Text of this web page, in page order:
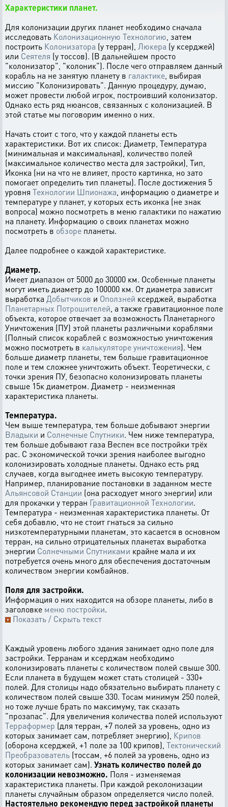
Характеристики планет.
Для колонизации других планет необходимо сначала
исследовать Колонизационную Технологию , затем
построить Колонизатора (у терран), Люкера (у ксерджей)
или Сеятеля (у тоссов). (В дальнейшем просто
"колонизатор", "колоник"). После чего отправляем данный
корабль на не занятую планету в галактике , выбирая
миссию "Колонизировать". Данную процедуру, думаю,
может провести любой игрок, построивший колонизатор.
Однако есть ряд нюансов, связанных с колонизацией. В
этой статье мы поговорим именно о них.
Начать стоит с того, что у каждой планеты есть
характеристики. Вот их список: Диаметр, Температура
(минимальная и максимальная), количество полей
(максимальное количество места для застройки), Тип,
Иконка (ни на что не влияет, просто картинка, но зато
помогает определить тип планеты). После достижения 5
уровня Технологии Шпионажа , информацию о диаметре и
температуре у планет, у которых есть иконка (не знак
вопроса) можно посмотреть в меню галактики по нажатию
на планету. Информацию о своих планетах можно
посмотреть в обзоре планеты.
Далее подробнее о каждой характеристике.
Диаметр.
Имеет диапазон от 5000 до 30000 км. Особенные планеты
могут иметь диаметр до 100000 км. От диаметра зависит
выработка Добытчиков и Оползней ксерджей, выработка
Планетарных Потрошителей , а также гравитационное поле
объекта, которое отвечает за возможность Планетарного
Уничтожения (ПУ) этой планеты различными кораблями
(Полный список кораблей с возможностью уничтожения
можно посмотреть в калькуляторе уничтожения). Чем
больше диаметр планеты, тем больше гравитационное
поле и тем сложнее уничтожить объект. Теоретически, с
точки зрения ПУ, безопасно колонизировать планеты
свыше 15к диаметром. Диаметр - неизменная
характеристика планеты.
Температура.
Чем выше температура, тем больше добывают энергии
Владыки и Солнечные Спутники. Чем ниже температура,
тем больше добывают газа Веспен все постройки трёх
рас. С экономической точки зрения наиболее выгодно
колонизировать холодные планеты. Однако есть ряд
случаев, когда выгоднее иметь высокую температуру.
Например, планирование постановки в заданном месте
Альянсовой Станции (она расходует много энергии) или
для прокачки у терран Гравитационной Технологии.
Температура - неизменная характеристика планеты. От
себя добавлю, что не стоит гнаться за сильно
низкотемпературными планетам, это касается в основном
терран, на сильно отрицательных планетах выработка
энергии Солнечными Спутниками крайне мала и их
потребуется очень много для обеспечения достаточным
количеством энергии комбайнов.
Поля для застройки.
Информация о них находится на обзоре планеты, либо в
заголовке меню постройки.
Показать / Скрыть текст
Каждый уровень любого здания занимает одно поле для
застройки. Терранам и ксерджам необходимо
колонизировать планеты с количеством полей свыше 300.
Если планета в будущем может стать столицей - 330+
полей. Для столицы надо обязательно выбирать планету с
количеством полей свыше 330. Тосам минимум 250 полей,
но тоже лучше брать по максимуму, так сказать
"прозапас". Для увеличения количества полей используют
Терраформер (для терран, +7 полей за уровень, одно из
которых занимает сам, потребляет энергию), Крипов
(оборона ксерджей, +1 поле за 100 крипов), Тектонический
Преобразователь (тоссам, +6 полей за уровень, одно из
которых занимает сам). Узнать количество полей до
колонизации невозможно. Поля - изменяемая
характеристика планеты. При каждой реколонизации
планеты случайным образом определяется число полей.
Настоятельно рекомендую перед застройкой планеты